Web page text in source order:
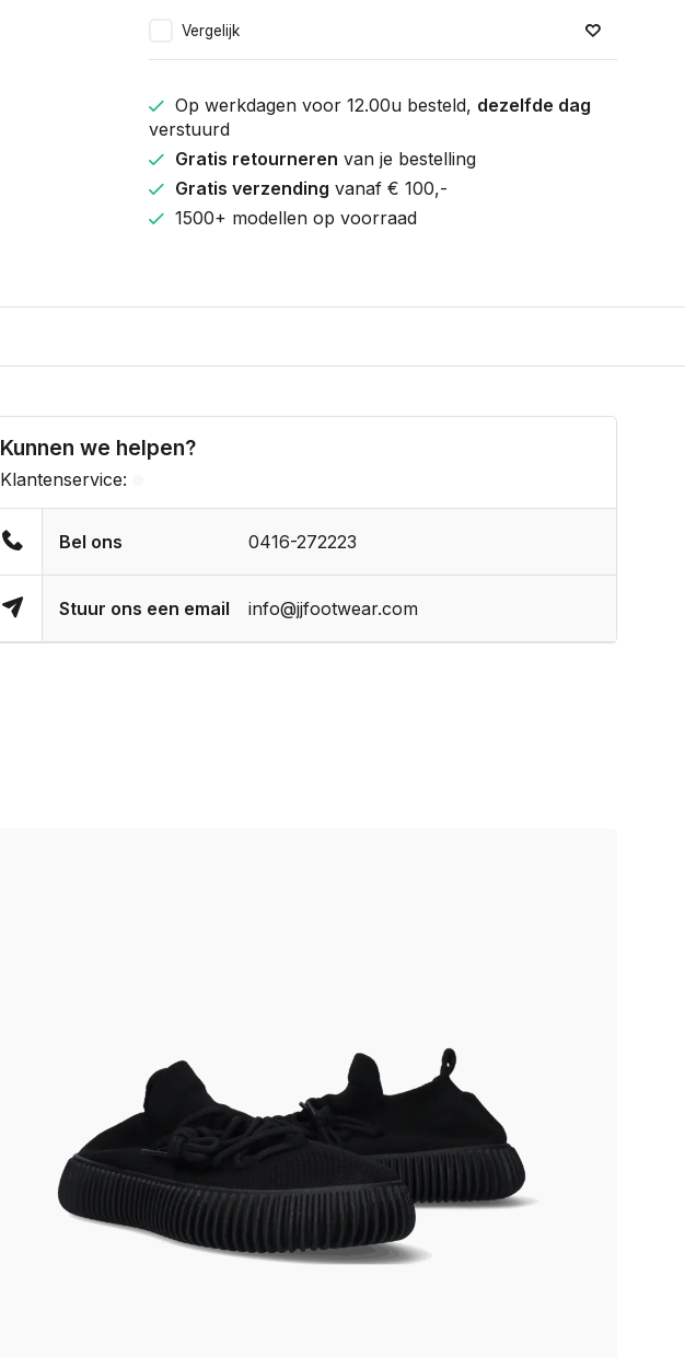
Vergelijk
Op werkdagen voor 12.00u besteld, dezelfde dag
verstuurd
Gratis retourneren van je bestelling
Gratis verzending vanaf € 100,-
1500+ modellen op voorraad
Kunnen we helpen?
Klantenservice:
Bel ons 0416-272223
Stuur ons een email info@jjfootwear.com